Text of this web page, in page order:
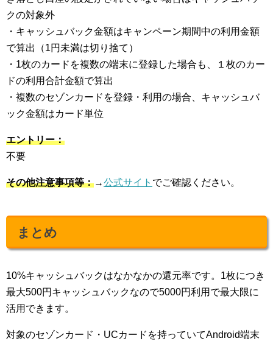
クの対象外
・キャッシュバック金額はキャンペーン期間中の利用金額
で算出（1円未満は切り捨て）
・1枚のカードを複数の端末に登録した場合も、１枚のカー
ドの利用合計金額で算出
・複数のセゾンカードを登録・利用の場合、キャッシュバ
ック金額はカード単位
エントリー：
不要
その他注意事項等：→公式サイト でご確認ください。
まとめ
10%キャッシュバックはなかなかの還元率です。1枚につき
最大500円キャッシュバックなので5000円利用で最大限に
活用できます。
対象のセゾンカード・UCカードを持っていてAndroid端末